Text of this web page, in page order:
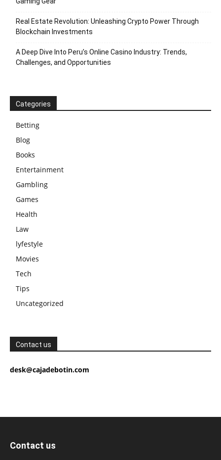
Real Estate Revolution: Unleashing Crypto Power Through
Blockchain Investments
A Deep Dive Into Peru’s Online Casino Industry: Trends,
Challenges, and Opportunities
Categories
Betting
Blog
Books
Entertainment
Gambling
Games
Health
Law
lyfestyle
Movies
Tech
Tips
Uncategorized
Contact us
desk@cajadebotin.com
Contact us